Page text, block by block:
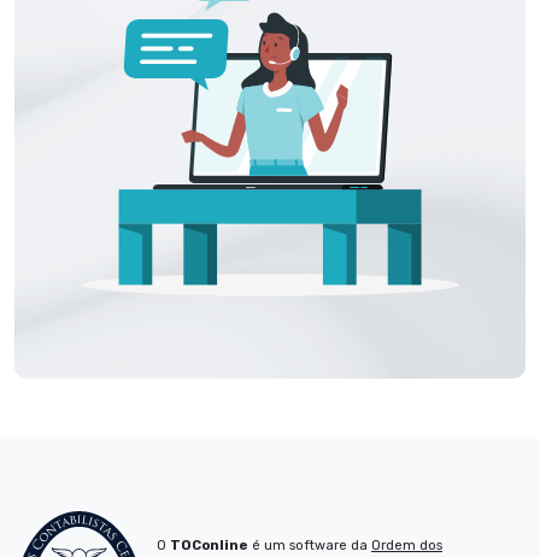
O TOConline é um software da Ordem dos